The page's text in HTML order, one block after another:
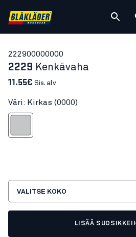
222900000000
2229 Kenkävaha
11.55€ Sis. alv
Väri: Kirkas (0000)
VALITSE KOKO
LISÄÄ